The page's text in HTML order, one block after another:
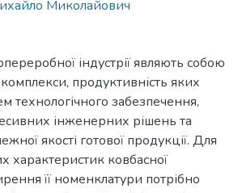
Миколайович
індустрії являють собою
продуктивність яких
технологічного забезпечення,
інженерних рішень та
якості готової продукції. Для
характеристик ковбасної
її номенклатури потрібно